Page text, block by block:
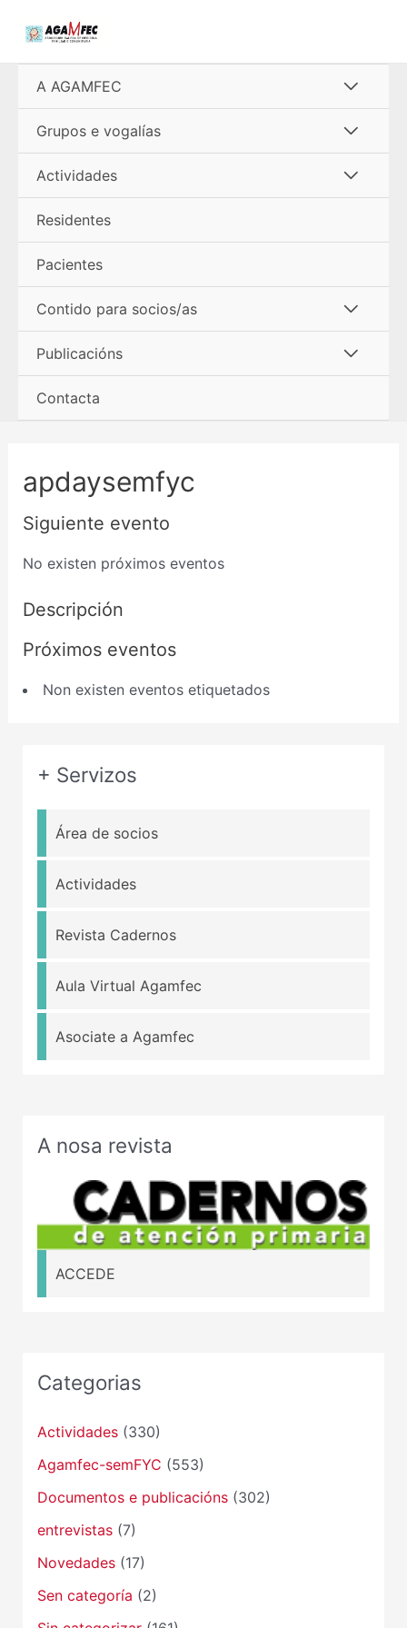
A AGAMFEC
menú
Grupos e vogalías
menú
Actividades
Residentes
Pacientes
Contido para socios/as
menú
Publicacións
Contacta
apdaysemfyc
Siguiente evento
No existen próximos eventos
Descripción
Próximos eventos
Non existen eventos etiquetados
+ Servizos
Área de socios
Actividades
Revista Cadernos
Aula Virtual Agamfec
Asociate a Agamfec
A nosa revista
ACCEDE
Categorias
Actividades(330)
Agamfec-semFYC (553)
Documentos e publicacións(302)
entrevistas(7)
Novedades(17)
Sen categoría (2)